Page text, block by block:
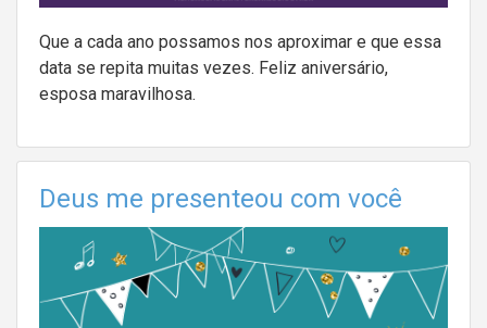
Que a cada ano possamos nos aproximar e que essa
data se repita muitas vezes. Feliz aniversário,
esposa maravilhosa.
Deus me presenteou com você